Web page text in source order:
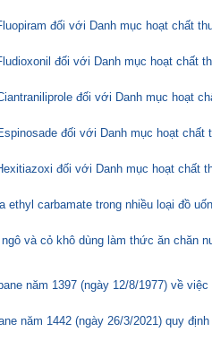
đối với Danh mục hoạt chất
đối với Danh mục hoạt chất
đối với Danh mục hoạt
đối với Danh mục hoạt chất
đối với Danh mục hoạt chất
carbamate trong nhiều loại đồ
và cỏ khô dùng làm thức ăn chăn
năm 1397 (ngày 12/8/1977) về
năm 1442 (ngày 26/3/2021) quy